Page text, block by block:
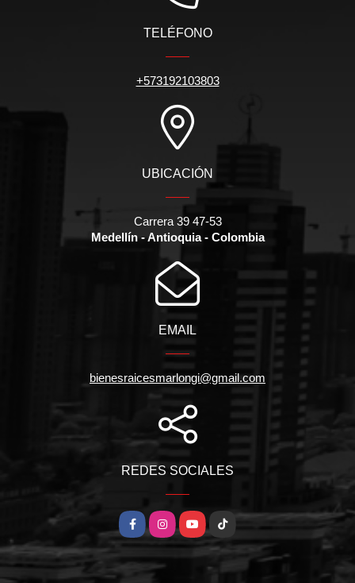
TELÉFONO
+573192103803
UBICACIÓN
Carrera 39 47-53
Medellín - Antioquia - Colombia
EMAIL
bienesraicesmarlongi@gmail.com
REDES SOCIALES
FacebookInstagramYouTubeTikTok